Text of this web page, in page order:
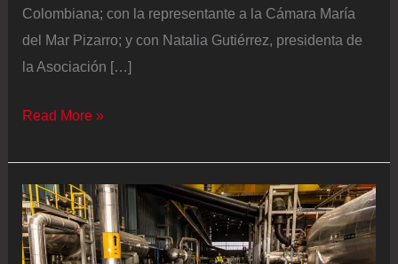
Colombiana; con la representante a la Cámara María
del Mar Pizarro; y con Natalia Gutiérrez, presidenta de
la Asociación […]
Podcast
¿Podemos
generar
energía
nuclear
Read More »